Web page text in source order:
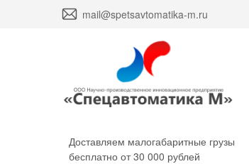
envelope mail@spetsavtomatika-m.ru
Доставляем малогабаритные грузы
бесплатно от 30 000 рублей